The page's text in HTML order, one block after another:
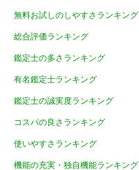
無料お試しのしやすさランキング
総合評価ランキング
鑑定士の多さランキング
有名鑑定士ランキング
鑑定士の誠実度ランキング
コスパの良さランキング
使いやすさランキング
機能の充実・独自機能ランキング